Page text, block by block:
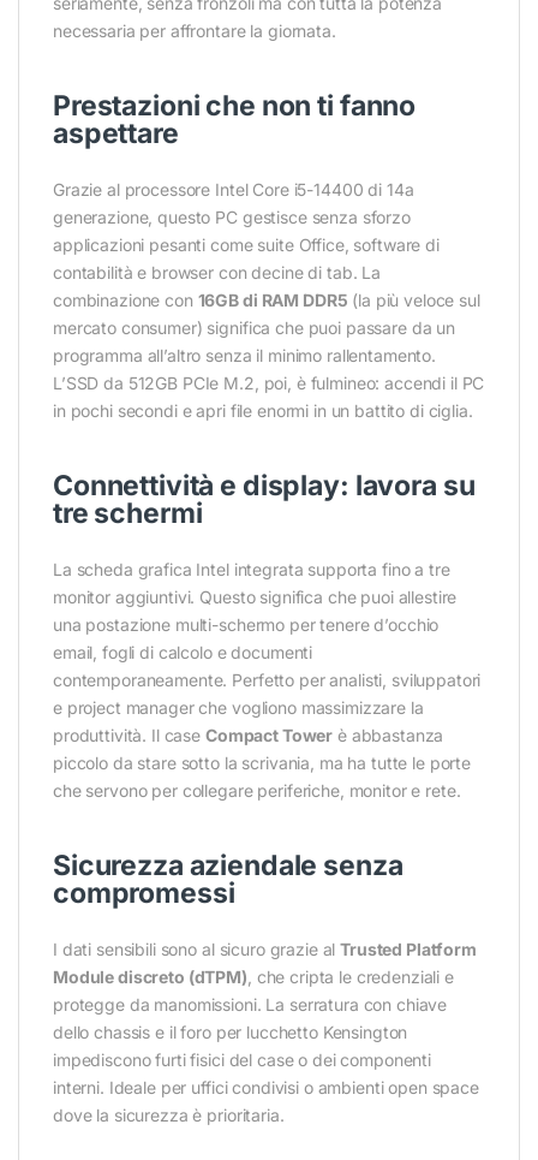
necessaria per affrontare la giornata.
Prestazioni che non ti fanno
aspettare
Grazie al processore Intel Core i5-14400 di 14a
generazione, questo PC gestisce senza sforzo
applicazioni pesanti come suite Office, software di
contabilità e browser con decine di tab. La
combinazione con 16GB di RAM DDR5 (la più veloce sul
mercato consumer) significa che puoi passare da un
programma all’altro senza il minimo rallentamento.
L’SSD da 512GB PCIe M.2, poi, è fulmineo: accendi il PC
in pochi secondi e apri file enormi in un battito di ciglia.
Connettività e display: lavora su
tre schermi
La scheda grafica Intel integrata supporta fino a tre
monitor aggiuntivi. Questo significa che puoi allestire
una postazione multi-schermo per tenere d’occhio
email, fogli di calcolo e documenti
contemporaneamente. Perfetto per analisti, sviluppatori
e project manager che vogliono massimizzare la
produttività. Il case Compact Tower è abbastanza
piccolo da stare sotto la scrivania, ma ha tutte le porte
che servono per collegare periferiche, monitor e rete.
Sicurezza aziendale senza
compromessi
I dati sensibili sono al sicuro grazie alTrusted Platform
Module discreto (dTPM) , che cripta le credenziali e
protegge da manomissioni. La serratura con chiave
dello chassis e il foro per lucchetto Kensington
impediscono furti fisici del case o dei componenti
interni. Ideale per uffici condivisi o ambienti open space
dove la sicurezza è prioritaria.